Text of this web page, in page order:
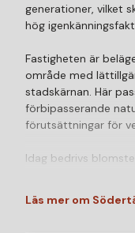
generationer, vilket
hög
Fastigheten är
område med
stadskärnan. Här
förbipasserande
förutsättningar för
Idag bedrivs
butiksverksamhet
Läs mer om